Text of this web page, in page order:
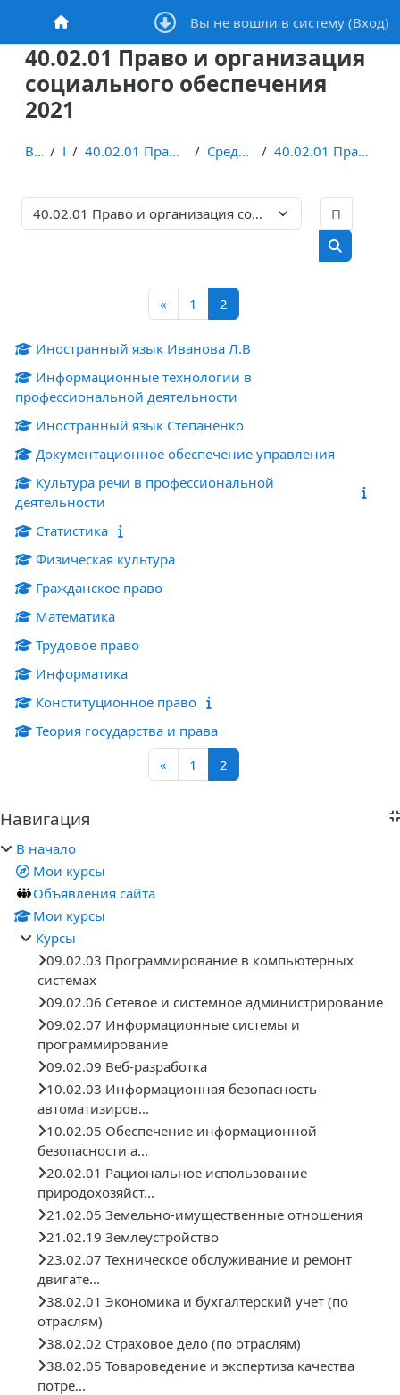
Перейти к основному содержанию
В начало Вы не вошли в систему (Вход)
40.02.01 Право и организация
социального обеспечения
2021
В начало Курсы 40.02.01 Право и организация социального обеспечения Среднее общее образование 40.02.01 Право и организация социального обеспечен...
Категории курсов
Поиск
«Предыдущая страница
1 Страница 1
2Страница 2
Иностранный язык Иванова Л.В
Информационные технологии в
профессиональной деятельности
Иностранный язык Степаненко
Документационное обеспечение управления
Культура речи в профессиональной
деятельности
Статистика
Физическая культура
Гражданское право
Математика
Трудовое право
Информатика
Конституционное право
Теория государства и права
«Предыдущая страница
1 Страница 1
2Страница 2
Блоки
Пропустить Навигация
Навигация
В начало
Мои курсы
Объявления сайта
Мои курсы
Курсы
09.02.03 Программирование в компьютерных
системах
09.02.06 Сетевое и системное администрирование
09.02.07 Информационные системы и
программирование
09.02.09 Веб-разработка
10.02.03 Информационная безопасность
автоматизиров...
10.02.05 Обеспечение информационной
безопасности а...
20.02.01 Рациональное использование
природохозяйст...
21.02.05 Земельно-имущественные отношения
21.02.19 Землеустройство
23.02.07 Техническое обслуживание и ремонт
двигате...
38.02.01 Экономика и бухгалтерский учет (по
отраслям)
38.02.02 Страховое дело (по отраслям)
38.02.05 Товароведение и экспертиза качества
потре...